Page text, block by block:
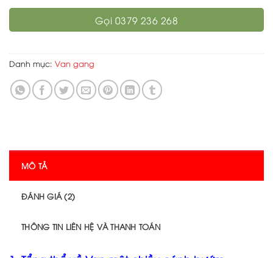
Gọi 0379 236 268
Danh mục: Van gang
MÔ TẢ
ĐÁNH GIÁ (2)
THÔNG TIN LIÊN HỆ VÀ THANH TOÁN